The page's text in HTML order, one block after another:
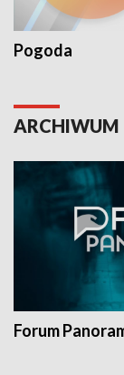
Pogoda
ARCHIWUM
Forum